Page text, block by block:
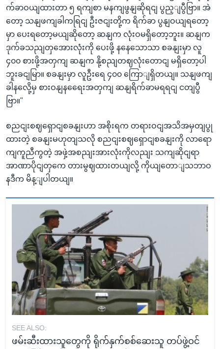
က်ခာဝယျထားတာ ၅ ရကျစာ မနကျဖွနျဆိုရငျ ပွည့ျပွီဗြာ။ အဲ
တော့ သနျဖကျခါကရြငျ ဦးဇငျးတို့က ရိက်ခာ ပွနျဝယျရတော့
မှာ ပေးရတော့မယျဆိုတော့ ဆနျက လုံးဝမရှိတော့ဘူး။ ဆနျက
ဒုက်ခသညျတှအေားလုံးကို ပေးဖို့ နနေသောသာ စခနျးမှာ လူ
၄၀၀ စားဖို့အတှကျ ဆနျက နို့စညျတဈလုံးတောငျ မရှိတော့ပါ
ဘူးခငျမြာ။ စခနျးမှာ လူဦးရေ ၄၀၀ ကြောျရှိတယျ။ သနျဖကျ
ခါနလေို့မှ စားဝနျနရေေးအတှကျ ဆနျရိက်ခာမရရငျ ငတျပွီ
ဗြာ။"
စညငျးစဈရှောငျစခနျးဟာ အစိုးရက တရားဝငျအသိအမှတျပွု
ထားတဲ့ စခနျးမဟုတျသလို စညငျးစဈရှောငျစခနျးကို လာရော
ကျကူညီကွတဲ့ အဖှဲ့အစညျးအားလုံးကိုလညျး သကျဆိုငျရာ
အာဏာပိုငျတှကေ တားမွဈထားတယျလို့ ကိုယျတောျသဘာဝ
နဒီက မိန့ျပါတယျ။
SEE ALSO:
ဖမ်းဆီးထားသူတွေကို ရိုက်နှက်စစ်ဆေးသူ တပ်ဖွဲ့ဝင်